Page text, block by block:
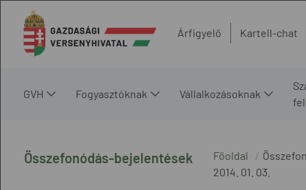
Árfigyelő Kartell-chat
GVH Fogyasztóknak Vállalkozásoknak
Összefonódás-bejelentések Főoldal
2014. 01. 03.